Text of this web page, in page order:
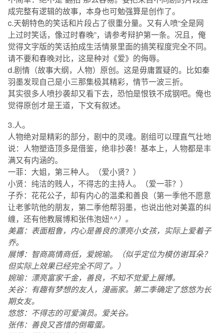
成完整有逻辑的故事，本身也可勉强算是创作了。
c.天朝特色的笑话和片段占了很重分量。又有人喷“全是网
上过时笑话，像过时春晚”，请参考辩护第一条。况且，俺
觉得文字版的笑话拍成生活情景里面的搞笑程度完全不同。
请不要和春晚对比，这是种对《爱》的侮辱。
d.剧情（故事大纲，人物）原创。这是毋庸置疑的。比如秦
羽墨发现自己是小三那集极其精彩，情节一波三折。
其实很多人喷抄袭却又看下去，恐怕是恨铁不成钢吧。俺也
觉得原创才是王道，下文有叙述。
3.人。
人物绝对是精彩的部分，剧中的灵魂。剧组可以理直气壮地
说：人物塑造顶多是借鉴，绝非抄袭！基本上，人物都是丰
满又有内涵的。
一菲：大姐，第三种人。（爱小贤？）
小贤：纯洁的贱人，不得志的主持人。（爱一菲？）
子乔：花花公子，却有内心的温柔和善良（第一季他不愿意
让老爹吭他的朋友，第二季他帮羽墨，也说出他对美嘉的纠
缠，还有他教展博和张伟泡妞^^）。
美嘉：表面粗鲁，内心是善良的漂亮小女孩，实际上爱着子
乔。
展博：智商高情商低，爱婉瑜。（似乎定位为模仿谢耳朵？
但实际上效果已经完全不同了。）
婉瑜：漂亮富家千金，善良，不知不觉爱上展博。
关谷：有趣有梦想的友人，漫画家。第二季确定了悠悠为长
期女友。
悠悠：不得志的可爱演员。爱关谷。
张伟：善良又吝惜的倒霉蛋。